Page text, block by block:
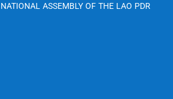
ASSEMBLY OF THE LAO PDR